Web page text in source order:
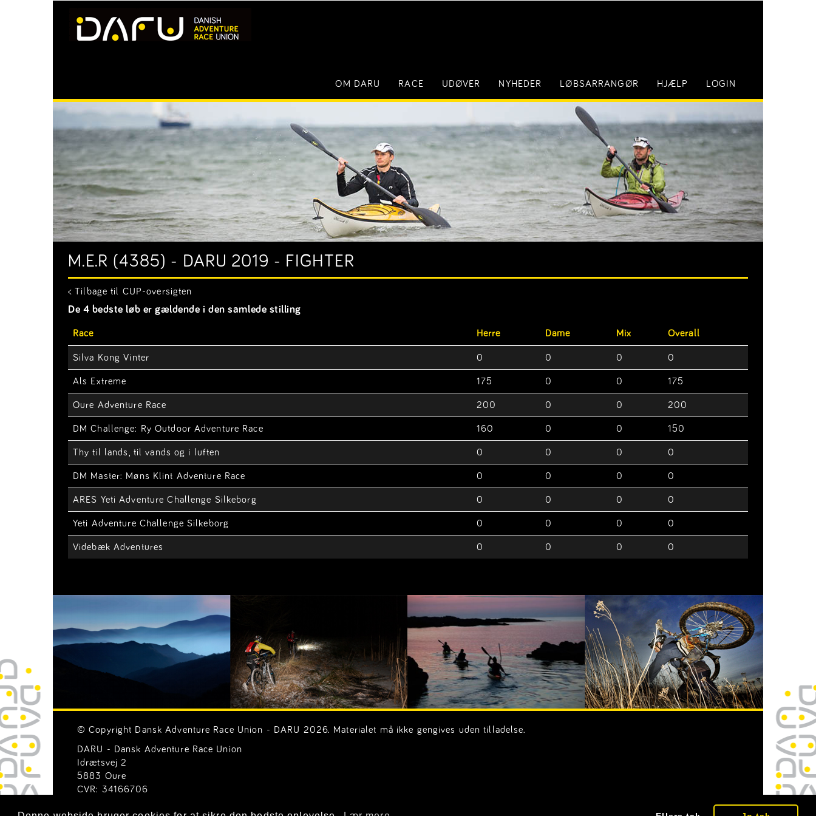
OM DARU RACE UDØVER NYHEDER LØBSARRANGØR HJÆLP LOGIN
M.E.R (4385) - DARU 2019 - FIGHTER
< Tilbage til CUP-oversigten
De 4 bedste løb er gældende i den samlede stilling
Race Herre Dame Mix Overall
Silva Kong Vinter 0 0 0 0
Als Extreme 175 0 0 175
Oure Adventure Race 200 0 0 200
DM Challenge: Ry Outdoor Adventure Race 160 0 0 150
Thy til lands, til vands og i luften 0 0 0 0
DM Master: Møns Klint Adventure Race 0 0 0 0
ARES Yeti Adventure Challenge Silkeborg 0 0 0 0
Yeti Adventure Challenge Silkeborg 0 0 0 0
Videbæk Adventures 0 0 0 0
© Copyright Dansk Adventure Race Union - DARU 2026. Materialet må ikke gengives uden tilladelse.
DARU - Dansk Adventure Race Union
Idrætsvej 2
5883 Oure
CVR: 34166706